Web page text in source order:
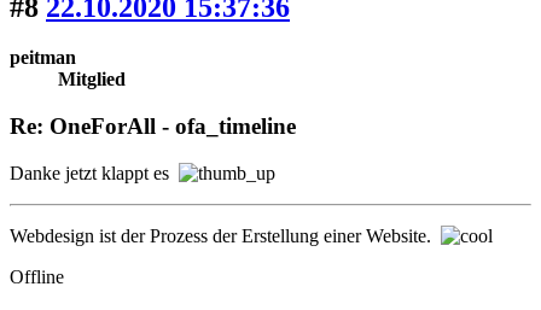
#8 22.10.2020 15:37:36
peitman
Mitglied
Re: OneForAll - ofa_timeline
Danke jetzt klappt es
Webdesign ist der Prozess der Erstellung einer Website.
Offline